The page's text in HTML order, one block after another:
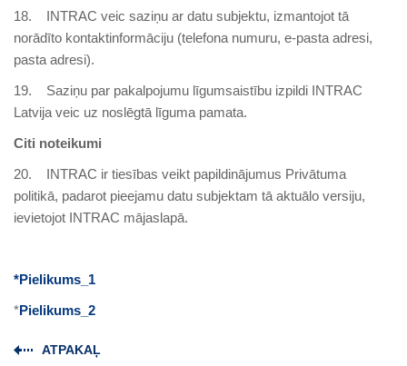
18. INTRAC veic saziņu ar datu subjektu, izmantojot tā
norādīto kontaktinformāciju (telefona numuru, e-pasta adresi,
pasta adresi).
19. Saziņu par pakalpojumu līgumsaistību izpildi INTRAC
Latvija veic uz noslēgtā līguma pamata.
Citi noteikumi
20. INTRAC ir tiesības veikt papildinājumus Privātuma
politikā, padarot pieejamu datu subjektam tā aktuālo versiju,
ievietojot INTRAC mājaslapā.
*Pielikums_1
*Pielikums_2
ATPAKAĻ